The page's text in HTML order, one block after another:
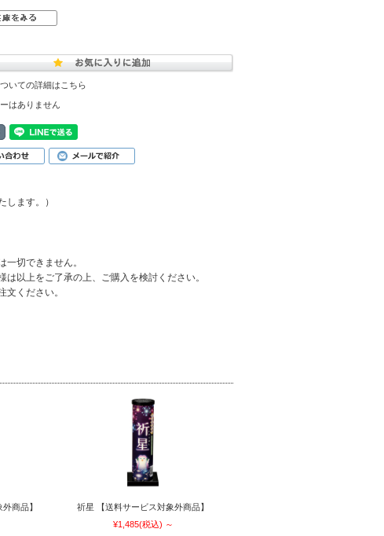
いての詳細はこちら
はありません
ます。）
切できません。
以上をご了承の上、ご購入を検討ください。
ください。
商品】
祈星 【送料サービス対象外商品】
¥1,485(税込) ～